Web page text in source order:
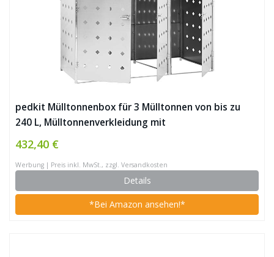
pedkit Mülltonnenbox für 3 Mülltonnen von bis zu
240 L, Mülltonnenverkleidung mit
Belüftungsöffnungen, Abschließbar, Edelstahl Silbern
207 x 77,5 x 115 cm
432,40 €
Werbung | Preis inkl. MwSt., zzgl. Versandkosten
Details
*Bei Amazon ansehen!*